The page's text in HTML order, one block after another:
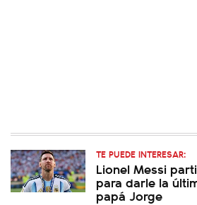
TE PUEDE INTERESAR:
Lionel Messi
para darle la
papá Jorge